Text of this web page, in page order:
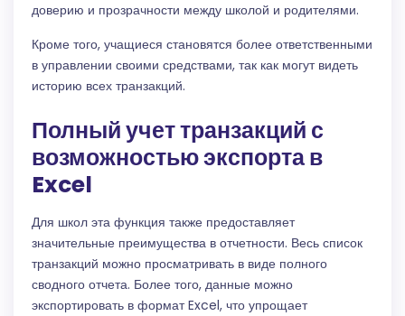
доверию и прозрачности между школой и родителями.
Кроме того, учащиеся становятся более ответственными
в управлении своими средствами, так как могут видеть
историю всех транзакций.
Полный учет транзакций с
возможностью экспорта в
Excel
Для школ эта функция также предоставляет
значительные преимущества в отчетности. Весь список
транзакций можно просматривать в виде полного
сводного отчета. Более того, данные можно
экспортировать в формат Excel, что упрощает